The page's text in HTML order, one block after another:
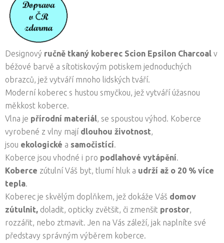
Designový ručně tkaný koberec Scion Epsilon Charcoal v
béžové barvě a sítotiskovým potiskem jednoduchých
obrazců, jež vytváří mnoho lidských tváří.
Moderní koberec s hustou smyčkou, jež vytváří úžasnou
měkkost koberce.
Vlna je přírodní materiál, se spoustou výhod. Koberce
vyrobené z vlny mají dlouhou životnost,
jsou ekologické a samočistící.
Koberce jsou vhodné i pro podlahové vytápění.
Koberce zútulní Váš byt, tlumí hluk a udrží až o 20 % více
tepla.
Koberec je skvělým doplňkem, jež dokáže Váš domov
zútulnit, doladit, opticky zvětšit, či zmenšit prostor,
rozzářit, nebo ztmavit. Jen na Vás záleží, jak naplníte své
představy správným výběrem koberce.